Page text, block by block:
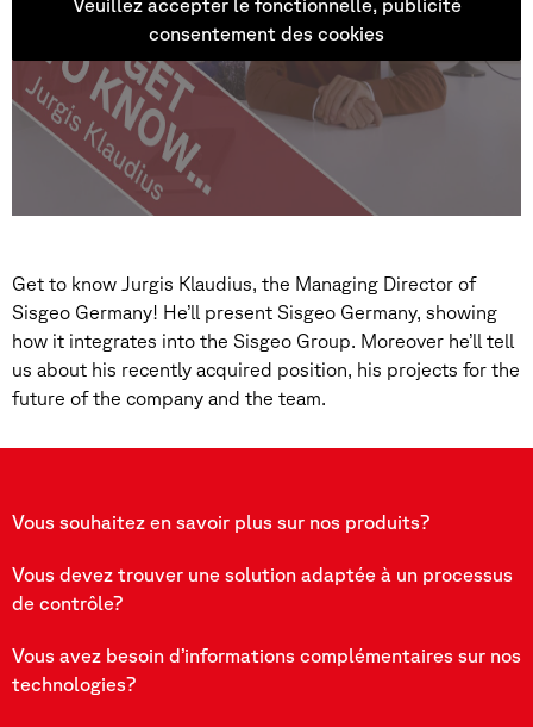
Veuillez accepter le fonctionnelle, publicité
consentement des cookies
Get to know Jurgis Klaudius, the Managing Director of
Sisgeo Germany! He’ll present Sisgeo Germany, showing
how it integrates into the Sisgeo Group. Moreover he’ll tell
us about his recently acquired position, his projects for the
future of the company and the team.
Vous souhaitez en savoir plus sur nos produits?
Vous devez trouver une solution adaptée à un processus
de contrôle?
Vous avez besoin d’informations complémentaires sur nos
technologies?